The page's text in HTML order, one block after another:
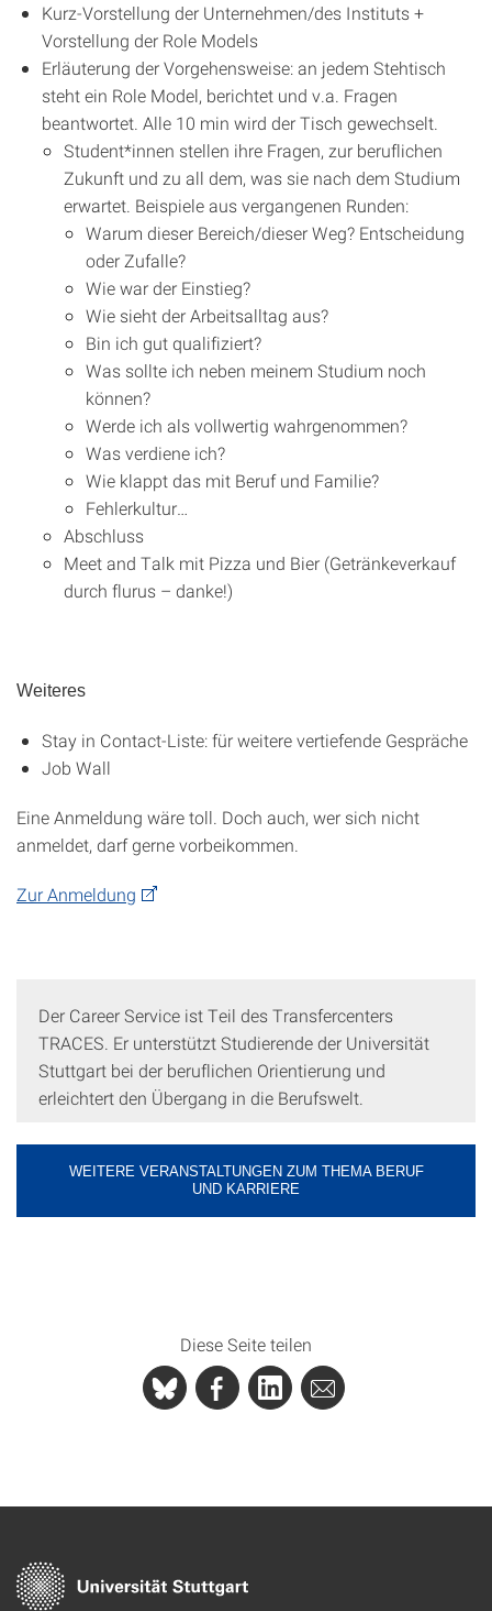
Kurz-Vorstellung der Unternehmen/des Instituts +
Vorstellung der Role Models
Erläuterung der Vorgehensweise: an jedem Stehtisch
steht ein Role Model, berichtet und v.a. Fragen
beantwortet. Alle 10 min wird der Tisch gewechselt.
Student*innen stellen ihre Fragen, zur beruflichen
Zukunft und zu all dem, was sie nach dem Studium
erwartet. Beispiele aus vergangenen Runden:
Warum dieser Bereich/dieser Weg? Entscheidung
oder Zufalle?
Wie war der Einstieg?
Wie sieht der Arbeitsalltag aus?
Bin ich gut qualifiziert?
Was sollte ich neben meinem Studium noch
können?
Werde ich als vollwertig wahrgenommen?
Was verdiene ich?
Wie klappt das mit Beruf und Familie?
Fehlerkultur…
Abschluss
Meet and Talk mit Pizza und Bier (Getränkeverkauf
durch flurus – danke!)
Weiteres
Stay in Contact-Liste: für weitere vertiefende Gespräche
Job Wall
Eine Anmeldung wäre toll. Doch auch, wer sich nicht
anmeldet, darf gerne vorbeikommen.
Zur Anmeldung
Der Career Service ist Teil des Transfercenters
TRACES. Er unterstützt Studierende der Universität
Stuttgart bei der beruflichen Orientierung und
erleichtert den Übergang in die Berufswelt.
WEITERE VERANSTALTUNGEN ZUM THEMA BERUF
UND KARRIERE
Diese Seite teilen